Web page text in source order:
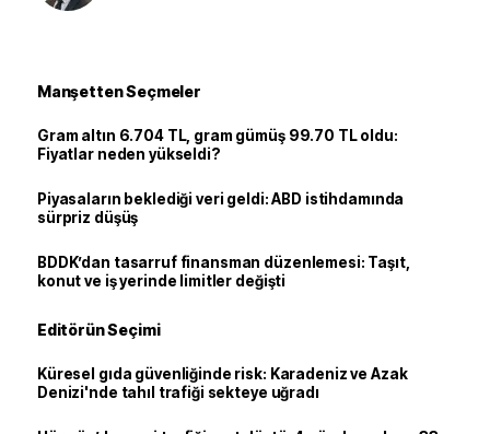
Manşetten Seçmeler
Gram altın 6.704 TL, gram gümüş 99.70 TL oldu:
Fiyatlar neden yükseldi?
Piyasaların beklediği veri geldi: ABD istihdamında
sürpriz düşüş
BDDK’dan tasarruf finansman düzenlemesi: Taşıt,
konut ve iş yerinde limitler değişti
Editörün Seçimi
Küresel gıda güvenliğinde risk: Karadeniz ve Azak
Denizi'nde tahıl trafiği sekteye uğradı